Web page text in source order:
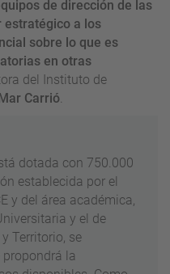
de dirección de las
estratégico a los
sobre lo que es
en otras
del Instituto de
Carrió.
dotada con 750.000
establecida por el
y del área académica,
y el de
Territorio, se
la